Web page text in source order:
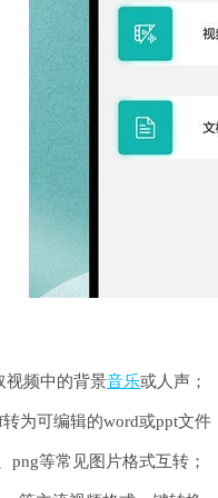
视频中的背景音乐或人声；
为可编辑的word或ppt文件
png等常见图片格式互转；